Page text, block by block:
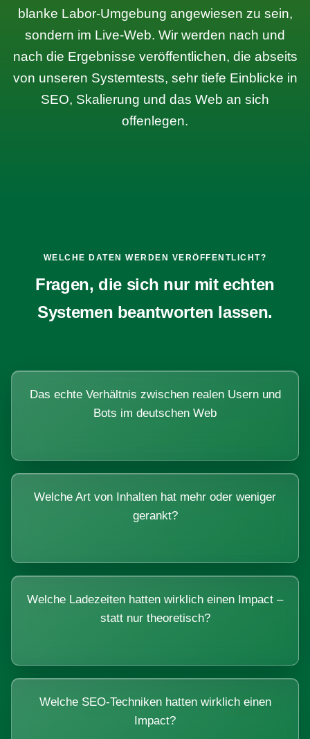
blanke Labor-Umgebung angewiesen zu sein,
sondern im Live-Web. Wir werden nach und
nach die Ergebnisse veröffentlichen, die abseits
von unseren Systemtests, sehr tiefe Einblicke in
SEO, Skalierung und das Web an sich
offenlegen.
WELCHE DATEN WERDEN VERÖFFENTLICHT?
Fragen, die sich nur mit echten
Systemen beantworten lassen.
Das echte Verhältnis zwischen realen Usern und
Bots im deutschen Web
Welche Art von Inhalten hat mehr oder weniger
gerankt?
Welche Ladezeiten hatten wirklich einen Impact –
statt nur theoretisch?
Welche SEO-Techniken hatten wirklich einen
Impact?